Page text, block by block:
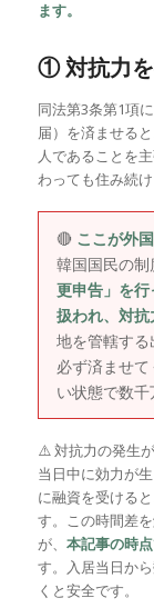
ます。
① 対抗力を
同法第3条第1項
届）を済ませると
人であることを
わっても住み続け
🔴 ここが外
韓国国民の制
更申告」を
扱われ、対抗
地を管轄す
必ず済ませ
い状態で数千
⚠️ 対抗力の発生
当日中に効力が
に融資を受ける
す。この時間差
が、 本記事の時
す。入居当日か
くと安全です。